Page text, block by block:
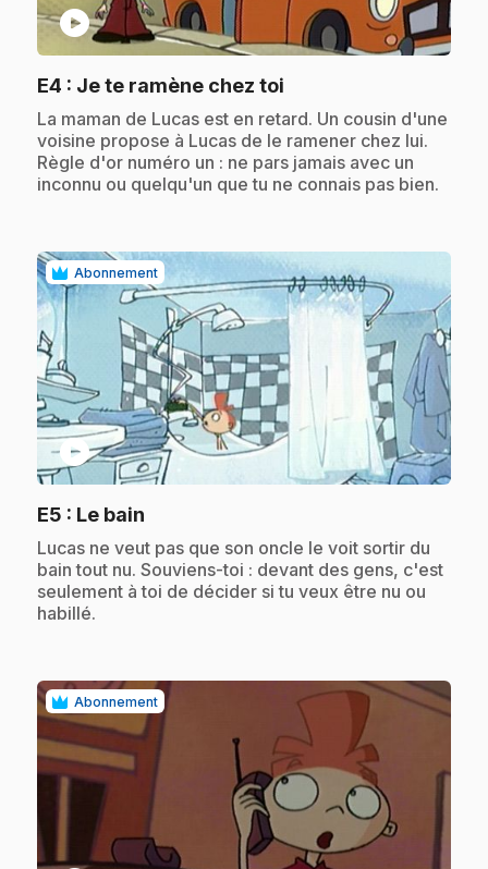
play_circle
E4 : Je te ramène chez toi
.La maman de Lucas est en retard. Un cousin d'une
voisine propose à Lucas de le ramener chez lui.
Règle d'or numéro un : ne pars jamais avec un
inconnu ou quelqu'un que tu ne connais pas bien.
Abonnement
play_circle
E5 : Le bain
.Lucas ne veut pas que son oncle le voit sortir du
bain tout nu. Souviens-toi : devant des gens, c'est
seulement à toi de décider si tu veux être nu ou
habillé.
Abonnement